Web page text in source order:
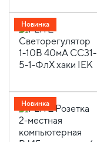
Новинка
Новинка